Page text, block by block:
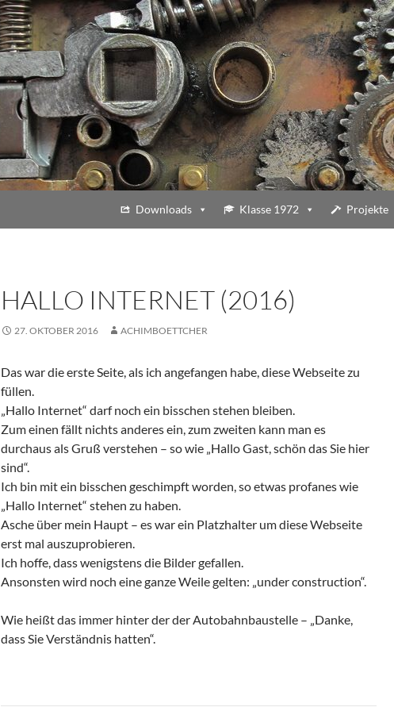
Downloads Klasse 1972 Projekte
HALLO INTERNET (2016)
27. OKTOBER 2016 ACHIMBOETTCHER
Das war die erste Seite, als ich angefangen habe, diese Webseite zu
füllen.
„Hallo Internet“ darf noch ein bisschen stehen bleiben.
Zum einen fällt nichts anderes ein, zum zweiten kann man es
durchaus als Gruß verstehen – so wie „Hallo Gast, schön das Sie hier
sind“.
Ich bin mit ein bisschen geschimpft worden, so etwas profanes wie
„Hallo Internet“ stehen zu haben.
Asche über mein Haupt – es war ein Platzhalter um diese Webseite
erst mal auszuprobieren.
Ich hoffe, dass wenigstens die Bilder gefallen.
Ansonsten wird noch eine ganze Weile gelten: „under construction“.
Wie heißt das immer hinter der der Autobahnbaustelle – „Danke,
dass Sie Verständnis hatten“.